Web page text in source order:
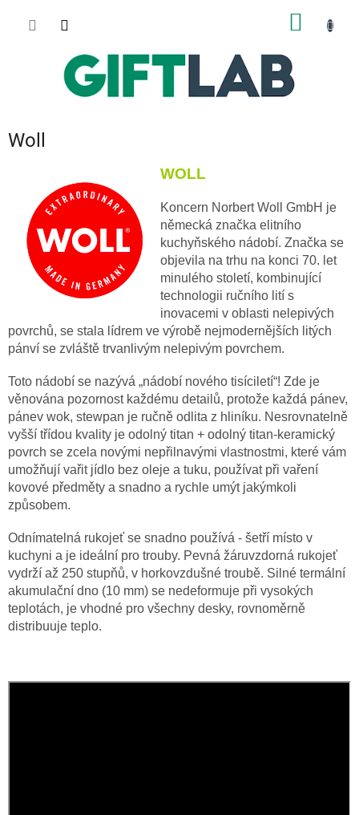
Woll
WOLL
Koncern Norbert Woll GmbH je
německá značka elitního
kuchyňského nádobí. Značka se
objevila na trhu na konci 70. let
minulého století, kombinující
technologii ručního lití s
inovacemi v oblasti nelepivých
povrchů, se stala lídrem ve výrobě nejmodernějších litých
pánví se zvláště trvanlivým nelepivým povrchem.
Toto nádobí se nazývá „nádobí nového tisíciletí“! Zde je
věnována pozornost každému detailů, protože každá pánev,
pánev wok, stewpan je ručně odlita z hliníku. Nesrovnatelně
vyšší třídou kvality je odolný titan + odolný titan-keramický
povrch se zcela novými nepřilnavými vlastnostmi, které vám
umožňují vařit jídlo bez oleje a tuku, používat při vaření
kovové předměty a snadno a rychle umýt jakýmkoli
způsobem.
Odnímatelná rukojeť se snadno používá - šetří místo v
kuchyni a je ideální pro trouby. Pevná žáruvzdorná rukojeť
vydrží až 250 stupňů, v horkovzdušné troubě. Silné termální
akumulační dno (10 mm) se nedeformuje při vysokých
teplotách, je vhodné pro všechny desky, rovnoměrně
distribuuje teplo.